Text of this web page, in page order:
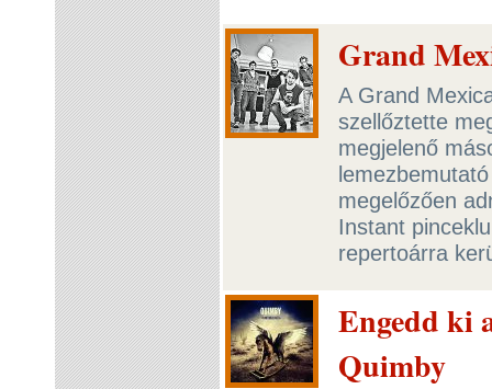
Grand
A Grand
szellőztette
megjelenő
megelőzően
Instant
repertoárra
Engedd ki
Quimby